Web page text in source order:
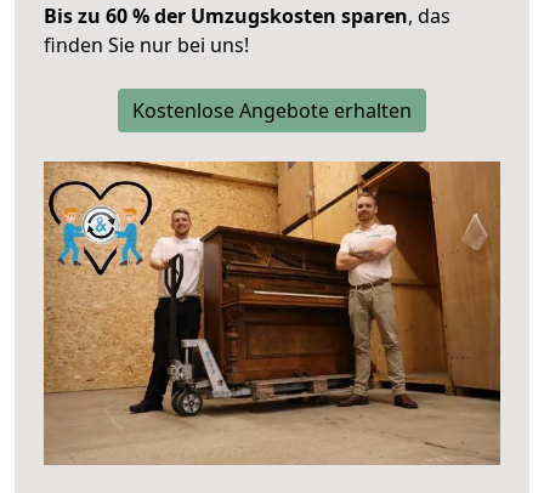
Bis zu 60 % der Umzugskosten sparen, das
finden Sie nur bei uns!
Kostenlose Angebote erhalten